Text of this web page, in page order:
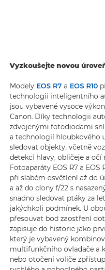
Vyzkoušejte novou
Modely EOS R7 a EOS R10
technologii inteligentního
jsou vybavené vysoce
Canon. Díky technologii
zdvojenými fotodiodami
a technologií hloubkového
sledovat objekty, včetně
detekcí hlavy, obličeje a očí
Fotoaparáty EOS R7 a
při slabém osvětlení až do
a až do clony f/22 s
snadno sledovat ptáky za
jakýchkoli podmínek. U
přesouvat bod zaostření
zapisuje do historie jako
který je vybavený
multifunkčního ovladače a
nebo otočení voliče